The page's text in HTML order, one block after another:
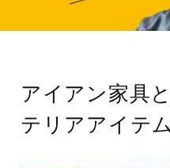
アイアン家具
テリアアイテ